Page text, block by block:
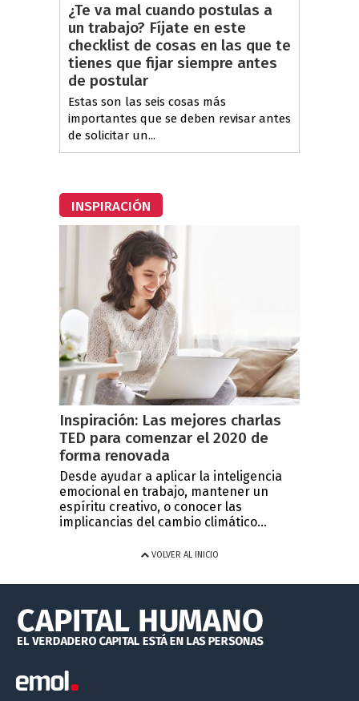
¿Te va mal cuando postulas a
un trabajo? Fíjate en este
checklist de cosas en las que te
tienes que fijar siempre antes
de postular
Estas son las seis cosas más
importantes que se deben revisar antes
de solicitar un...
INSPIRACIÓN
Inspiración: Las mejores charlas
TED para comenzar el 2020 de
forma renovada
Desde ayudar a aplicar la inteligencia
emocional en trabajo, mantener un
espíritu creativo, o conocer las
implicancias del cambio climático...
VOLVER AL INICIO